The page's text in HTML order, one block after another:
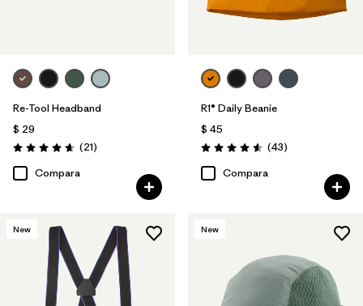
Re-Tool Headband
$ 29
Valoración: 4.7 / 5
(21Comentarios
)
Compara
R1® Daily Beanie
$ 45
Valoración: 4.6 / 5
(43Comentarios
)
Compara
New New